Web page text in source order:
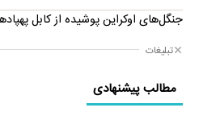
جنگل‌های اوکراین پوشیده از کابل
تبلیغات
مطالب پیشنهادی